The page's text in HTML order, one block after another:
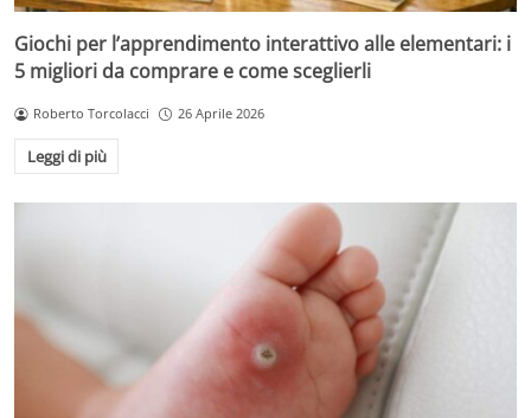
Giochi per l’apprendimento interattivo alle elementari: i
5 migliori da comprare e come sceglierli
Roberto Torcolacci 26 Aprile 2026
Leggi di più